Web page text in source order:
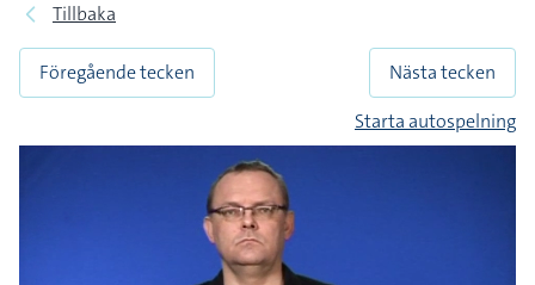
Tillbaka
Föregående tecken
Nästa tecken
Starta autospelning